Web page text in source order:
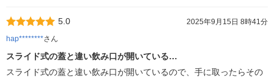
5.0
2025年9月15日 8時41分
hap********さん
スライド式の蓋と違い飲み口が開いている…
スライド式の蓋と違い飲み口が開いているので、手に取ったらその